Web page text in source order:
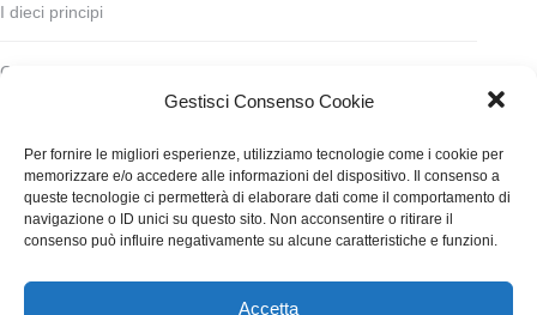
Gestisci Consenso Cookie
Per fornire le migliori esperienze, utilizziamo tecnologie come i cookie per
memorizzare e/o accedere alle informazioni del dispositivo. Il consenso a
queste tecnologie ci permetterà di elaborare dati come il comportamento di
navigazione o ID unici su questo sito. Non acconsentire o ritirare il
consenso può influire negativamente su alcune caratteristiche e funzioni.
Accetta
I dieci principi
Codice deontologico
Finanziamento
Contatti